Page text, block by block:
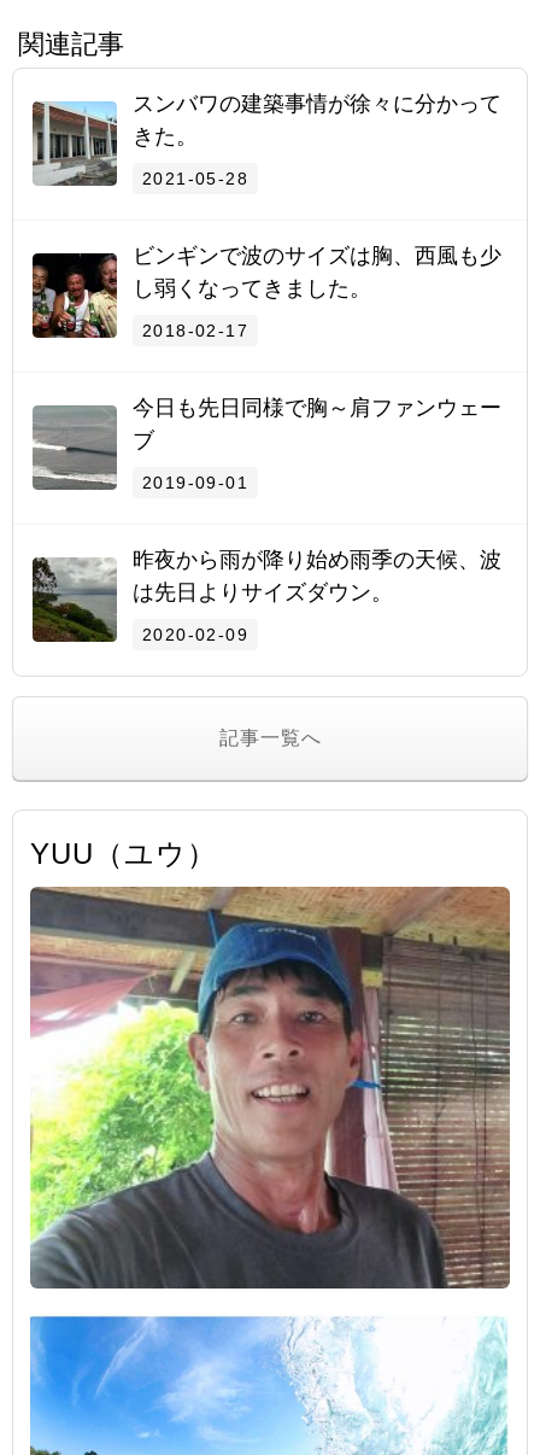
関連記事
スンバワの建築事情が徐々に分かって
きた。
2021-05-28
ビンギンで波のサイズは胸、西風も少
し弱くなってきました。
2018-02-17
今日も先日同様で胸～肩ファンウェー
ブ
2019-09-01
昨夜から雨が降り始め雨季の天候、波
は先日よりサイズダウン。
2020-02-09
記事一覧へ
YUU（ユウ）